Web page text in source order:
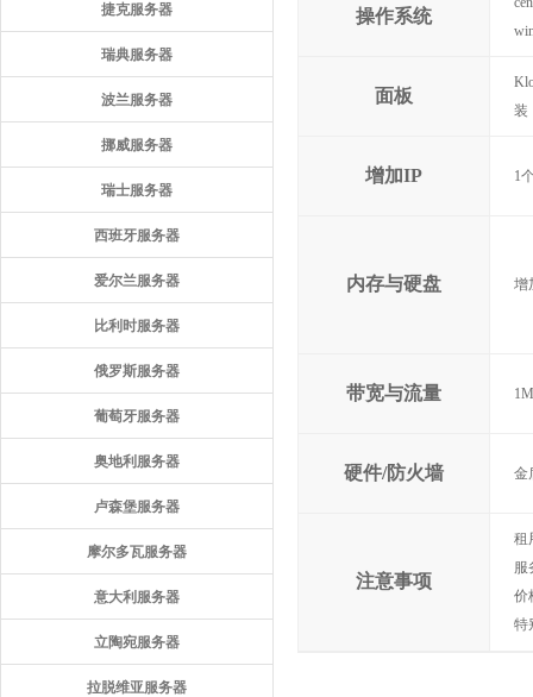
捷克服务器
瑞典服务器
波兰服务器
挪威服务器
瑞士服务器
西班牙服务器
爱尔兰服务器
比利时服务器
俄罗斯服务器
葡萄牙服务器
奥地利服务器
卢森堡服务器
摩尔多瓦服务器
意大利服务器
立陶宛服务器
拉脱维亚服务器
操作系统
面板
装
增加IP 1
内存与硬盘 增
带宽与流量
硬件/防火墙 金
注意事项
租
服
价
特